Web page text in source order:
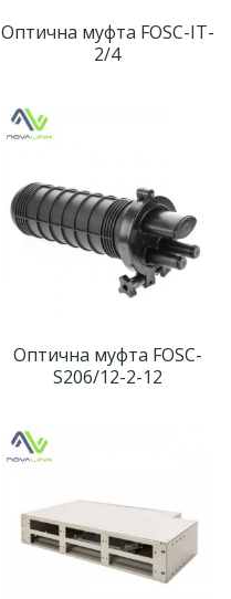
Оптична муфта FOSC-IT-
2/4
Оптична муфта FOSC-
S206/12-2-12